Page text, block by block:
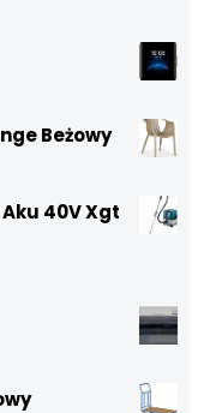
Beżowy
40V Xgt